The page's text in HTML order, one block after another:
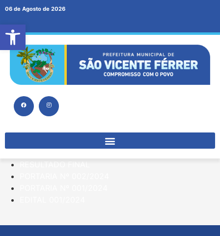
Abrir a barra de ferramentas
06 de Agosto de 2026